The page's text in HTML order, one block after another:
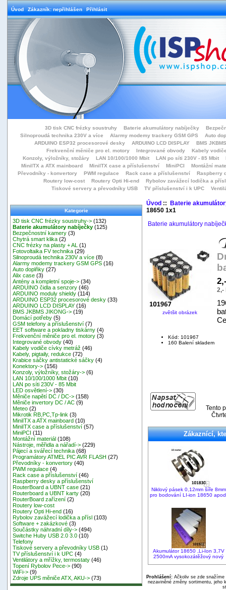
Úvod Zákazník: nepřihlášen Přihlásit
3D tisk CNC frézky soustruhy Baterie akumulátory nabíječky
Silnoproudá technika 230V a více
Alarmy modemy trackery GSM GPS
Auto
ARDUINO ESP32 procesorové desky
ARDUINO LCD DISPLAY
BMS
Frekvenční měniče pro el. motory
Integrované obvody
Kabely
Konzoly, výložníky, stožáry
LAN 10/100/1000 Mbit LAN po síti 230V - 85 Mbit
MiniITX a ATX mainboard
MiniITX case a příslušenství MiniPCI
Montážní
Převodníky - konvertory
PWM regulace Rack case a příslušenství
Raspberry
Routery low-cost
Routery Opti Hi-end
Rybolov zavážecí lodička a přísl
Tiskové servery a převodníky USB
TV příslušenství i k UPC
Kategorie
3D tisk CNC frézky soustruhy-> (132)
Baterie akumulátory nabíječky (125)
Bezpečnostní kamery (3)
Chytrá smart klika (2)
CNC frézky na plasty + AL
(1)
Fotovoltaika FV technika (29)
Silnoproudá technika 230V a více (8)
Alarmy modemy trackery GSM GPS (16)
Auto doplňky (27)
Alix case (3)
Antény a kompletní spoje-> (34)
ARDUINO čidla a senzory (46)
ARDUINO moduly shieldy (114)
ARDUINO ESP32 procesorové desky (33)
ARDUINO LCD DISPLAY (16)
BMS JKBMS JIKONG-> (19)
Domácí potřeby (5)
GSM telefony a příslušenství (7)
EET software a pokladny tiskárny (4)
Frekvenční měniče pro el. motory (3)
Integrované obvody (40)
Kabely vodiče cívky metráž (46)
Kabely, pigtaily, redukce (72)
Krabice sáčky antistatické sáčky (4)
Konektory-> (156)
Konzoly, výložníky, stožáry-> (6)
LAN 10/100/1000 Mbit (10)
LAN po síti 230V - 85 Mbit
LED osvětlení-> (30)
Měniče napětí DC / DC-> (158)
Měniče invertory DC / AC (9)
Meteo (2)
Mikrotik RB,PC,Tp-link (3)
MiniITX a ATX mainboard (10)
MiniITX case a příslušenství (57)
MiniPCI (11)
Montážní materiál (108)
Nástroje, měřidla a nářadí-> (229)
Pájecí a svářecí technika (68)
Programátory ATMEL PIC AVR FLASH (27)
Převodníky - konvertory (40)
PWM regulace (4)
Rack case a příslušenství (46)
Raspberry desky a příslušenství
RouterBoard a UBNT case (21)
Routerboard a UBNT karty (20)
RouterBoard zařízení (2)
Routery low-cost
Routery Opti Hi-end (16)
Rybolov zavážecí lodička a přísl (103)
Software + zakázkové (3)
Součástky náhradní díly-> (494)
Switche Huby USB 2.0 3.0 (10)
Telefony
Tiskové servery a převodníky USB (1)
TV příslušenství i k UPC (4)
Ventilátory a mřížky, termostaty (46)
Topení Rybolov Pece-> (90)
WiFi-> (9)
Zdroje UPS měniče ATX, AKU-> (73)
Úvod:: Baterie
18650 1x1
Baterie akumulátory
zvětšit obrázek
2,-
Kód: 101967
160 Balení skladem
Tento
Zákaznící,
Niklový pásek 0,12mm šíře 8mm
pro bodování LI-ion 18650
Akumulátor 18650 ,Li-Ion 3,7V
2500mA vysokozátěžový nový
Prohlášení:Ačkoliv se zde snažíme
nezaviněné změny sortimentu, jeho